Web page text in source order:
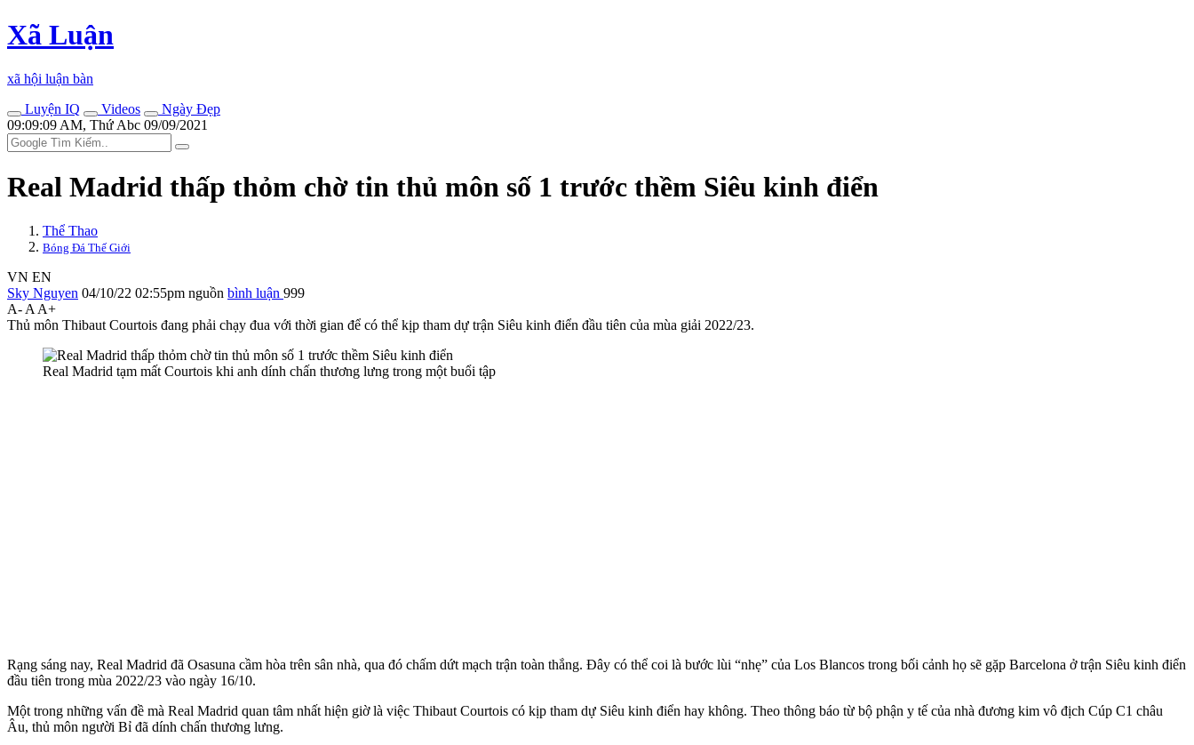
Xã Luận
xã hội luận bàn
Luyện IQ
Videos
Ngày Đẹp
09:09:09 AM, Thứ Abc 09/09/2021
Real Madrid thấp thỏm chờ tin thủ môn số 1 trước thềm Siêu kinh điển
Thể Thao
Bóng Đá Thế Giới
VN EN
Sky Nguyen 04/10/22 02:55pm nguồn bình luận 999
A- A A+
Thủ môn Thibaut Courtois đang phải chạy đua với thời gian để có thể kịp tham dự trận Siêu kinh điển đầu tiên của mùa giải 2022/23.
Real Madrid tạm mất Courtois khi anh dính chấn thương lưng trong một buổi tập
Rạng sáng nay, Real Madrid đã Osasuna cầm hòa trên sân nhà, qua đó chấm dứt mạch trận toàn thắng. Đây có thể coi là bước lùi “nhẹ” của Los Blancos trong bối cảnh họ sẽ gặp Barcelona ở trận Siêu kinh điển
đầu tiên trong mùa 2022/23 vào ngày 16/10.
Một trong những vấn đề mà Real Madrid quan tâm nhất hiện giờ là việc Thibaut Courtois có kịp tham dự Siêu kinh điển hay không. Theo thông báo từ bộ phận y tế của nhà đương kim vô địch Cúp C1 châu
Âu, thủ môn người Bỉ đã dính chấn thương lưng.